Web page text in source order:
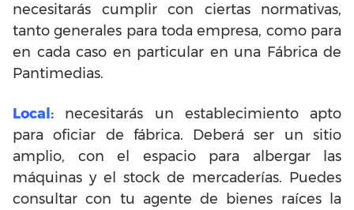
necesitarás cumplir con ciertas normativas,
tanto generales para toda empresa, como para
en cada caso en particular en una Fábrica de
Pantimedias.
Local: necesitarás un establecimiento apto
para oficiar de fábrica. Deberá ser un sitio
amplio, con el espacio para albergar las
máquinas y el stock de mercaderías. Puedes
consultar con tu agente de bienes raíces la